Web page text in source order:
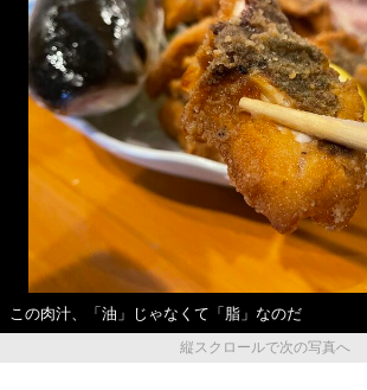
この肉汁、「油」じゃなくて「脂」なのだ
縦スクロールで次の写真へ